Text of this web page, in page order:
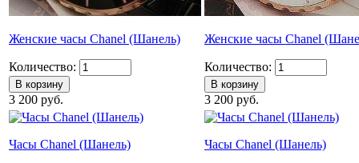
Женские часы Chanel (Шанель)
Количество:
3 200 руб.
Женские часы Chanel
Количество:
3 200 руб.
Часы Chanel (Шанель) Часы Chanel (Шанель)